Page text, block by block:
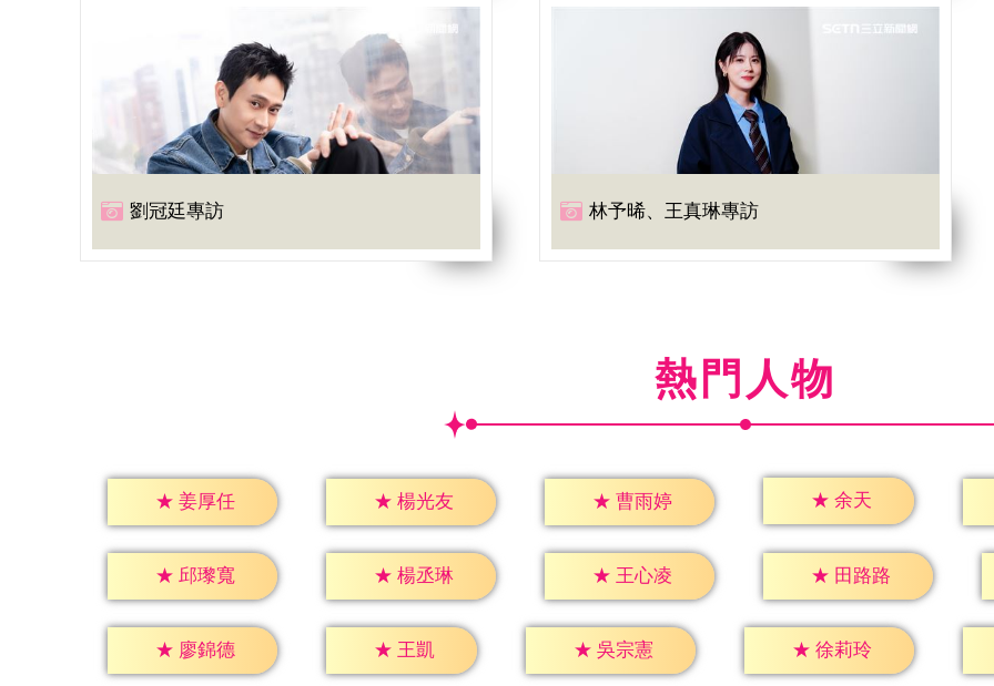
劉冠廷專訪 林予晞、王真琳專訪
熱門人物
★ 姜厚任 ★ 楊光友 ★ 曹雨婷 ★ 余天
★ 邱瓈寬 ★ 楊丞琳 ★ 王心凌 ★ 田路路
★ 廖錦德 ★ 王凱 ★ 吳宗憲 ★ 徐莉玲